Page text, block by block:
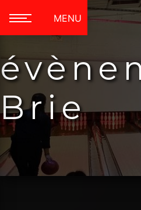
MENU
Brie
Panneau de gestion des cookies